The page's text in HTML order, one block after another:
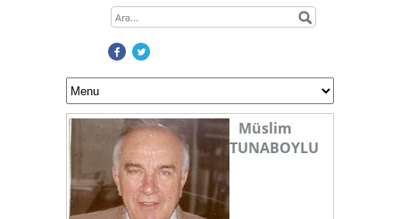
Müslim
TUNABOYLU